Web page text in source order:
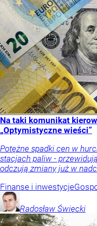
Na taki komunikat
„Optymistyczne wieści”
Potężne spadki cen w
stacjach paliw -
odczują zmiany już w
Finanse i inwestycje
Radosław Święcki